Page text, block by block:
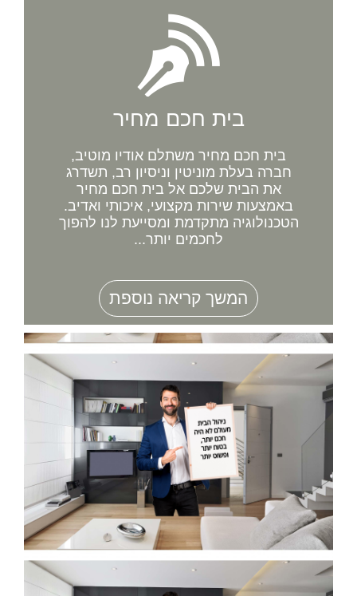
בית חכם מחיר
בית חכם מחיר משתלם אודיו מוטיב,
חברה בעלת מוניטין וניסיון רב, תשדרג
את הבית שלכם אל בית חכם מחיר
באמצעות שירות מקצועי, איכותי ואדיב.
הטכנולוגיה מתקדמת ומסייעת לנו להפוך
לחכמים יותר...
המשך קריאה נוספת